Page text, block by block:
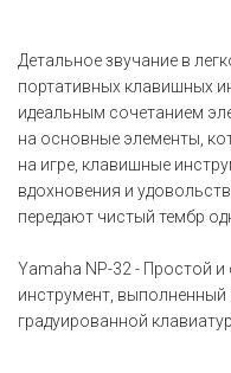
Детальное звучание в
портативных клавишных
идеальным сочетанием
на основные элементы,
на игре, клавишные
вдохновения и
передают чистый тембр
Yamaha NP-32 - Простой
инструмент,
градуированной